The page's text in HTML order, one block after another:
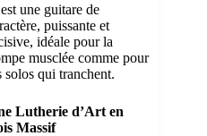
une guitare de
puissante et
idéale pour la
musclée comme pour
solos qui tranchent.
Lutherie d’Art en
Massif